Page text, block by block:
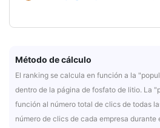
Método de cálculo
El ranking se calcula en función a la
dentro de la página de fosfato de litio. La
función al número total de clics de todas
número de clics de cada empresa durante